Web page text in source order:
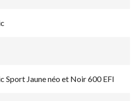
Sport Jaune néo et Noir 600 EFI